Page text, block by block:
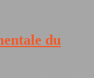
du